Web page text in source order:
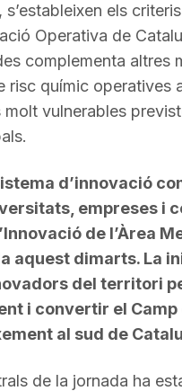
els
Operativa de
complementa altres
risc químic operatives
vulnerables
d’innovació
empreses i
de l’Àrea
aquest dimarts. La
del territori
i convertir el
al sud de
de la jornada ha